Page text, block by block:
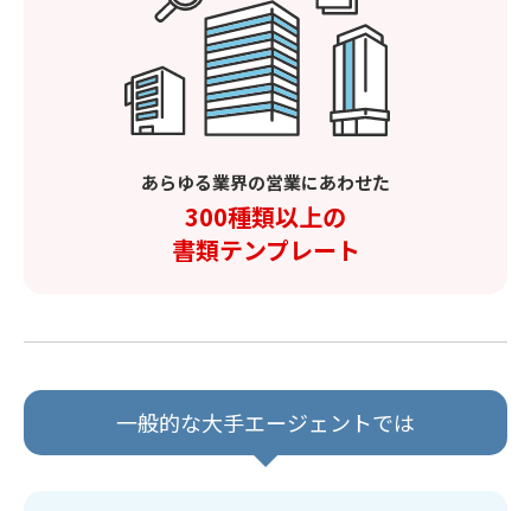
あらゆる業界の営業にあわせた
300種類以上の
書類テンプレート
一般的な大手エージェントでは